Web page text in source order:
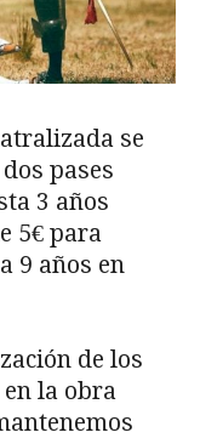
se
pases
3 años
5€ para
9 años en
de los
la obra